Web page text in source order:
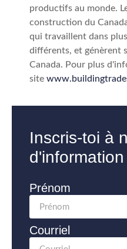
productifs au monde.
construction du
qui travaillent dans
différents, et génèrent
Canada. Pour plus
site
Inscris-toi à
d'information
Prénom
Courriel